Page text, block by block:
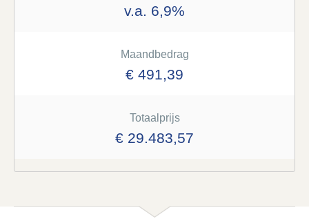
v.a. 6,9%
Maandbedrag
€ 491,39
Totaalprijs
€ 29.483,57